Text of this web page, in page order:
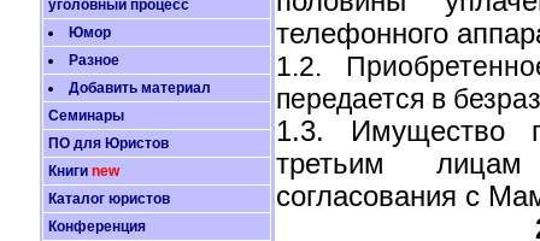
уголовный процесс
Юмор
Разное
Добавить материал
Семинары
ПО для Юристов
Книги new
Каталог юристов
Конференция
телефонного
1.2.
передается в
1.3. Имущество
третьим лицам
согласования с